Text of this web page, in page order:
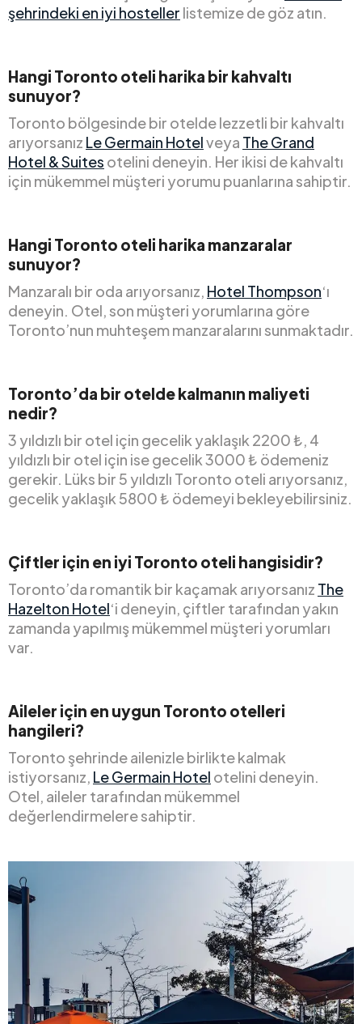
şehrindeki en iyi hosteller listemize de göz atın.
Hangi Toronto oteli harika bir kahvaltı
sunuyor?
Toronto bölgesinde bir otelde lezzetli bir kahvaltı
arıyorsanız Le Germain Hotelveya The Grand
Hotel & Suites otelini deneyin. Her ikisi de kahvaltı
için mükemmel müşteri yorumu puanlarına sahiptir.
Hangi Toronto oteli harika manzaralar
sunuyor?
Manzaralı bir oda arıyorsanız, Hotel Thompson‘ı
deneyin. Otel, son müşteri yorumlarına göre
Toronto’nun muhteşem manzaralarını sunmaktadır.
Toronto’da bir otelde kalmanın maliyeti
nedir?
3 yıldızlı bir otel için gecelik yaklaşık 2200 ₺, 4
yıldızlı bir otel için ise gecelik 3000 ₺ ödemeniz
gerekir. Lüks bir 5 yıldızlı Toronto oteli arıyorsanız,
gecelik yaklaşık 5800 ₺ ödemeyi bekleyebilirsiniz.
Çiftler için en iyi Toronto oteli hangisidir?
Toronto’da romantik bir kaçamak arıyorsanız The
Hazelton Hotel‘i deneyin, çiftler tarafından yakın
zamanda yapılmış mükemmel müşteri yorumları
var.
Aileler için en uygun Toronto otelleri
hangileri?
Toronto şehrinde ailenizle birlikte kalmak
istiyorsanız, Le Germain Hotel otelini deneyin.
Otel, aileler tarafından mükemmel
değerlendirmelere sahiptir.